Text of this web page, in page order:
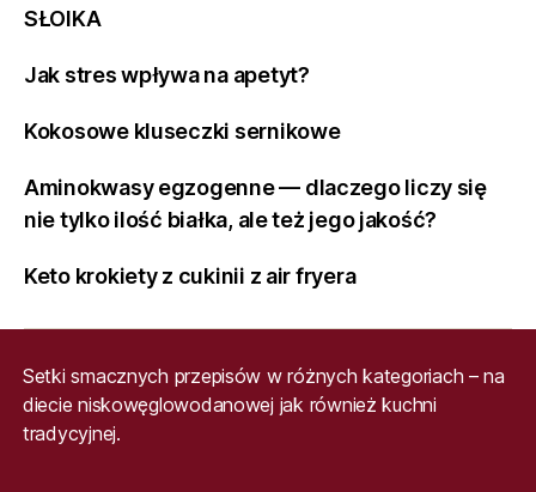
SŁOIKA
Jak stres wpływa na apetyt?
Kokosowe kluseczki sernikowe
Aminokwasy egzogenne — dlaczego liczy się
nie tylko ilość białka, ale też jego jakość?
Keto krokiety z cukinii z air fryera
Setki smacznych przepisów w różnych kategoriach – na
diecie niskowęglowodanowej jak również kuchni
tradycyjnej.